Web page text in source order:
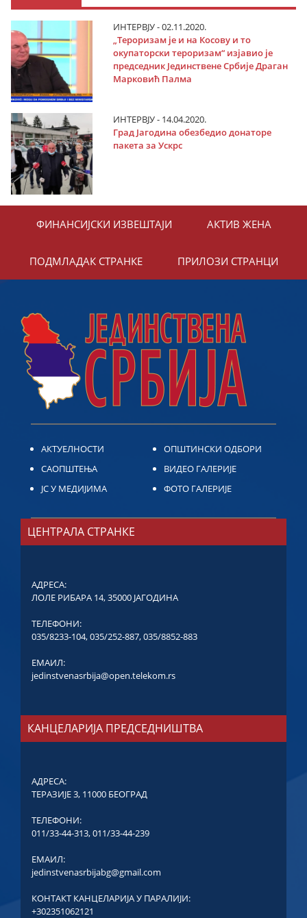
ИНТЕРВЈУ - 02.11.2020.
„Тероризам је и на Косову и то
окупаторски тероризам“ изјавио је
председник Јединствене Србије Драган
Марковић Палма
ИНТЕРВЈУ - 14.04.2020.
Град Јагодина обезбедио донаторе
пакета за Ускрс
ФИНАНСИЈСКИ ИЗВЕШТАЈИ АКТИВ ЖЕНА
ПОДМЛАДАК СТРАНКЕ ПРИЛОЗИ СТРАНЦИ
АКТУЕЛНОСТИ
САОПШТЕЊА
ЈС У МЕДИЈИМА
ОПШТИНСКИ ОДБОРИ
ВИДЕО ГАЛЕРИЈЕ
ФОТО ГАЛЕРИЈЕ
ЦЕНТРАЛА СТРАНКЕ
АДРЕСА:
ЛОЛЕ РИБАРА 14, 35000 ЈАГОДИНА
ТЕЛЕФОНИ:
035/8233-104,035/252-887,035/8852-883
ЕМАИЛ:
jedinstvenasrbija@open.telekom.rs
КАНЦЕЛАРИЈА ПРЕДСЕДНИШТВА
АДРЕСА:
ТЕРАЗИЈЕ 3, 11000 БЕОГРАД
ТЕЛЕФОНИ:
011/33-44-313,011/33-44-239
ЕМАИЛ:
jedinstvenasrbijabg@gmail.com
КОНТАКТ КАНЦЕЛАРИЈА У ПАРАЛИЈИ:
+302351062121